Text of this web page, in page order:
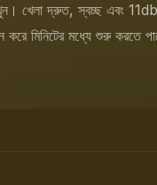
খেলা দ্রুত, স্বচ্ছ এবং
মিনিটের মধ্যে শুরু করতে